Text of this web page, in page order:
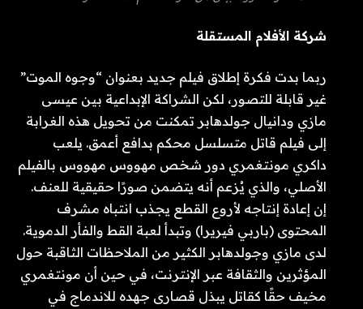
شركة الأفلام المستقلة
ربما بدت فكرة إطلاق فيلم جديد بعنوان “وجوه الموت”
غير قابلة للتصور، لكن الشراكة الإبداعية بين عيسى
مازي ودانيال جولدهابر تمكنت من تحويل هذه الغرابة
إلى فيلم قاتل متسلسل محكم بدافع أعمق. يلعب
داكري مونتغمري دور شخص مهووس مهووس بالفيلم
الأصلي، والذي يُزعم أنه يتضمن صورًا حقيقية للعنف.
إن إعادة إنتاجه لأروع القطع يجذب انتباه مشرف
المحتوى (باربي فيريرا) وتبدأ لعبة القط والفأر الدموية.
لدى مازي وجولدهابر الكثير من الملاحظات الثاقبة حول
المؤثرين والثقافة عبر الإنترنت، في حين أن مونتغمري
مخيف حقًا كقاتل يبذل قصارى جهده للاندماج في